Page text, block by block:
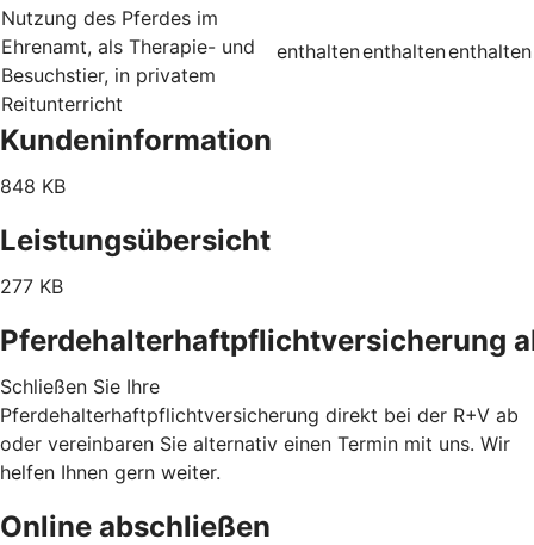
Nutzung des Pferdes im
Ehrenamt, als Therapie- und
Besuchstier, in privatem
Reitunterricht
enthaltenenthaltenenthalten
Kundeninformation
848 KB
Leistungsübersicht
277 KB
Pferdehalterhaftpflichtversicherung
Schließen Sie Ihre
Pferdehalterhaftpflichtversicherung direkt bei der R+V ab
oder vereinbaren Sie alternativ einen Termin mit uns. Wir
helfen Ihnen gern weiter.
Online abschließen